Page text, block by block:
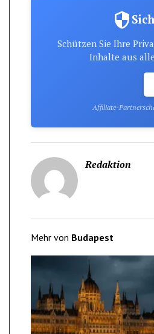
Schützen Sie Ihre
Inhalte aus
Affiliate-
Redaktion
Mehr von Budapest